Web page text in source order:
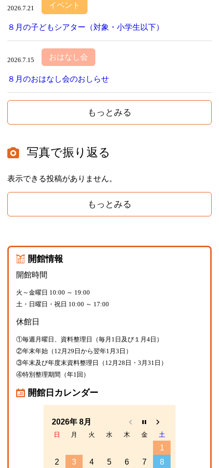
開館情報
開館時間
火～金曜日 10:00 ～ 19:00
土・日曜日・祝日 10:00 ～ 17:00
休館日
①毎週月曜日、資料整理日（毎月1日及び１月4日）
②年末年始（12月29日から翌年1月3日）
③年末及び年度末資料整理日（12月28日・3月31日）
④特別整理期間（年1回）
開館日カレンダー
2026年 8月
日 月 火 水 木 金 土
1
2
3 4 5 6 7
8
2026.7.21 イベント
８月の子どもシアター（対象・小学生以下）
2026.7.15 おはなし会
８月のおはなし会のおしらせ
もっとみる
写真で振り返る
表示できる投稿がありません。
もっとみる